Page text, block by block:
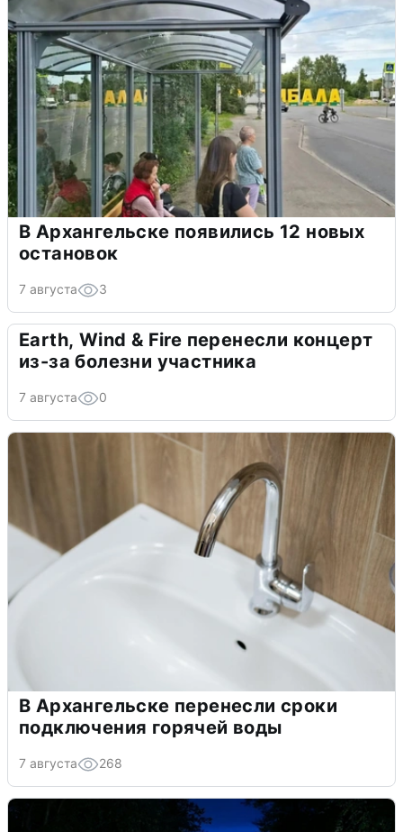
В Архангельске появились 12 новых
остановок
7 августа 3
Earth, Wind & Fire перенесли концерт
из-за болезни участника
7 августа 0
В Архангельске перенесли сроки
подключения горячей воды
7 августа 268